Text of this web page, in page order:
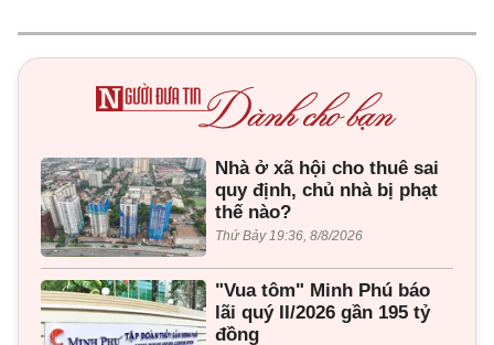
Nhà ở xã hội cho thuê sai
quy định, chủ nhà bị phạt
thế nào?
Thứ Bảy 19:36, 8/8/2026
"Vua tôm" Minh Phú báo
lãi quý II/2026 gần 195 tỷ
đồng